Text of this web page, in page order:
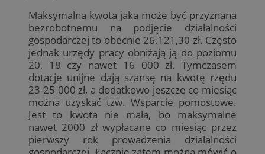
Maksymalna kwota jaka może być przyznana
bezrobotnemu na podjęcie działalności
gospodarczej to obecnie 26.121,30 zł. Często
jednak urzędy pracy obniżają ją do poziomu
20, 18 czy nawet 16 000 zł. Tymczasem
dotacje unijne dają szansę na kwotę rzędu
23-25 000 zł, a dodatkowo jeszcze co miesiąc
można uzyskać tzw. Wsparcie pomostowe.
Jest to kwota nie mała, bo maksymalne
nawet 2000 zł wypłacane co miesiąc przez
pierwszy rok prowadzenia działalności